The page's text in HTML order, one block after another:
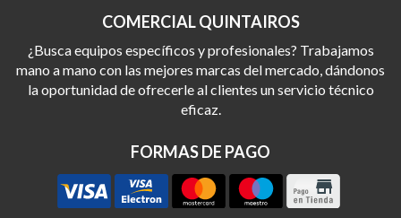
COMERCIAL QUINTAIROS
¿Busca equipos específicos y profesionales? Trabajamos
mano a mano con las mejores marcas del mercado, dándonos
la oportunidad de ofrecerle al clientes un servicio técnico
eficaz.
FORMAS DE PAGO